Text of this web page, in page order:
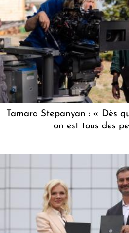
Tamara Stepanyan : « Dès
on est tous des